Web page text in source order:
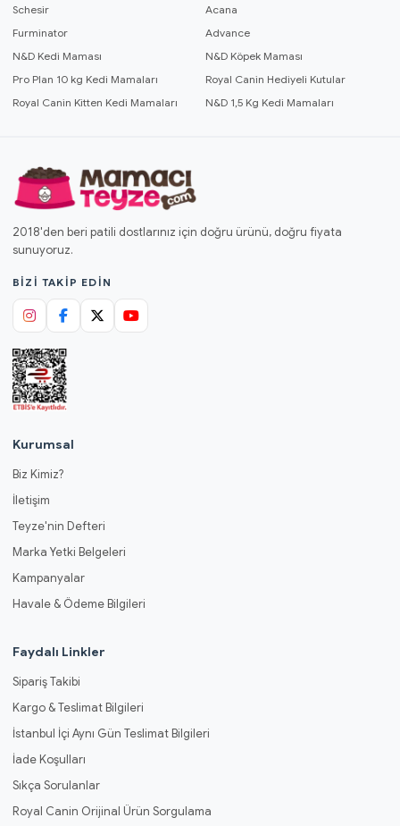
Schesir
Acana
Furminator
Advance
N&D Kedi Maması
N&D Köpek Maması
Pro Plan 10 kg Kedi Mamaları
Royal Canin Hediyeli Kutular
Royal Canin Kitten Kedi Mamaları
N&D 1,5 Kg Kedi Mamaları
2018'den beri patili dostlarınız için doğru ürünü, doğru fiyata
sunuyoruz.
BIZI TAKIP EDIN
Kurumsal
Biz Kimiz?
İletişim
Teyze'nin Defteri
Marka Yetki Belgeleri
Kampanyalar
Havale & Ödeme Bilgileri
Faydalı Linkler
Sipariş Takibi
Kargo & Teslimat Bilgileri
İstanbul İçi Aynı Gün Teslimat Bilgileri
İade Koşulları
Sıkça Sorulanlar
Royal Canin Orijinal Ürün Sorgulama